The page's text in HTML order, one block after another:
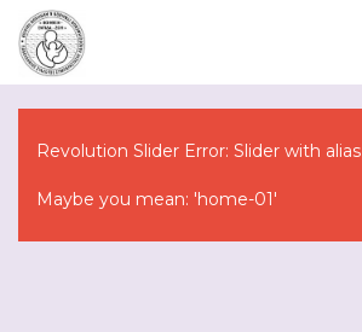
Revolution Slider Error: Slider with alias
Maybe you mean: 'home-01'